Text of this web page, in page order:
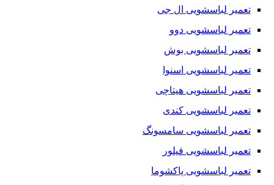
تعمیر لباسشویی ال جی
تعمیر لباسشویی دوو
تعمیر لباسشویی بوش
تعمیر لباسشویی اسنوا
تعمیر لباسشویی هیتاچی
تعمیر لباسشویی کندی
تعمیر لباسشویی سامسونگ
تعمیر لباسشویی فیلور
تعمیر لباسشویی پاکشوما